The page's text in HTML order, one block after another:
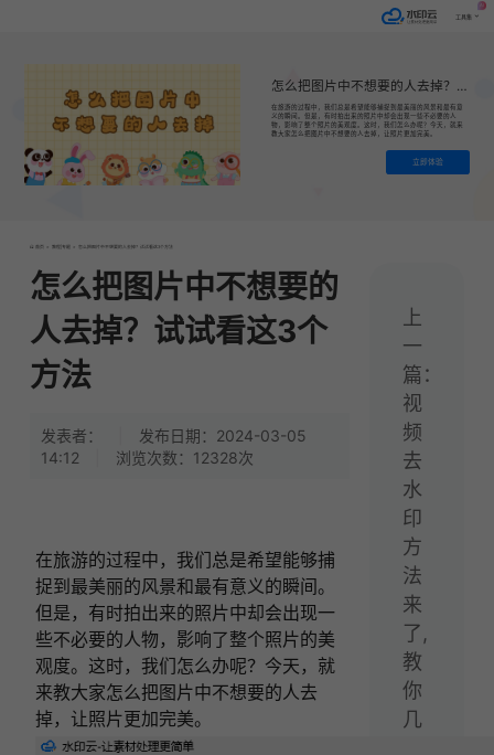
工具集
AI
怎么把图片中不想要的人去掉？试试看这3个方法
在旅游的过程中，我们总是希望能够捕捉到最美丽的风景和最有意
义的瞬间。但是，有时拍出来的照片中却会出现一些不必要的人
物，影响了整个照片的美观度。这时，我们怎么办呢？今天，就来
教大家怎么把图片中不想要的人去掉，让照片更加完美。
立即体验
首页 > 教程|专题 > 怎么把图片中不想要的人去掉？试试看这3个方法
怎么把图片中不想要的
人去掉？试试看这3个
方法
发表者：
发布日期：2024-03-05
14:12
浏览次数：12328次
在旅游的过程中，我们总是希望能够捕
捉到最美丽的风景和最有意义的瞬间。
但是，有时拍出来的照片中却会出现一
些不必要的人物，影响了整个照片的美
观度。这时，我们怎么办呢？今天，就
来教大家怎么把图片中不想要的人去
掉，让照片更加完美。
上
一
篇：
视
频
去
水
印
方
法
来
了,
教
你
几